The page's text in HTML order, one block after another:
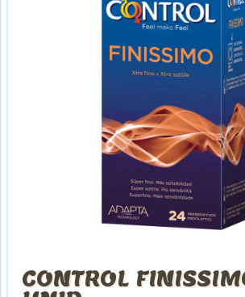
CONTROL